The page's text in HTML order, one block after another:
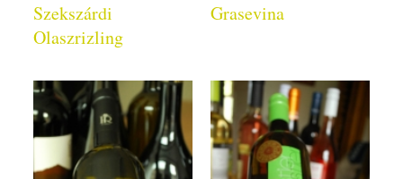
Szekszárdi
Olaszrizling
Grasevina